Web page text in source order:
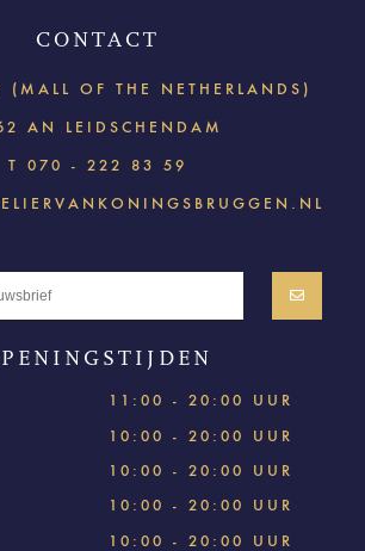
CONTACT
OF THE NETHERLANDS)
AN LEIDSCHENDAM
T 070 - 222 83 59
11:00 - 20:00 UUR
10:00 - 20:00 UUR
10:00 - 20:00 UUR
10:00 - 20:00 UUR
10:00 - 20:00 UUR